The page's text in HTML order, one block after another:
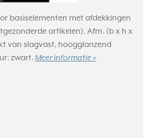
basiselementen met afdekkingen
artikelen). Afm. (b x h x
van slagvast, hoogglanzend
zwart. Meer informatie »